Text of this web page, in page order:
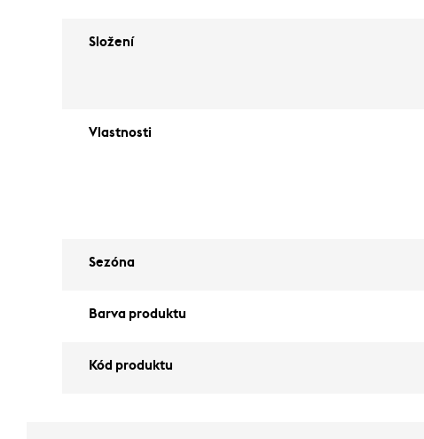
Složení
Vlastnosti
Sezóna
Barva produktu
Kód produktu